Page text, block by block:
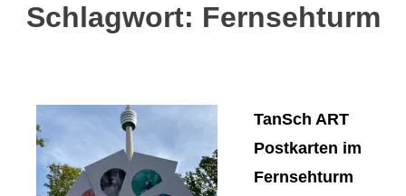
Schlagwort: Fernsehturm
TanSch ART
Postkarten im
Fernsehturm